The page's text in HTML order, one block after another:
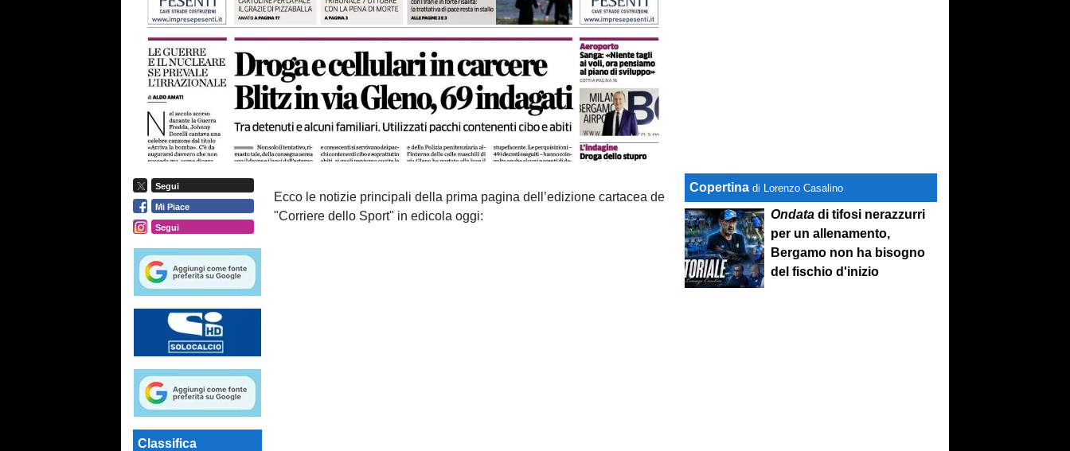
Segui
Mi Piace
Segui
Classifica
Ecco le notizie principali della prima pagina dell’edizione cartacea de
"Corriere dello Sport" in edicola oggi:
Copertina di Lorenzo Casalino
Ondata di tifosi nerazzurri
per un allenamento,
Bergamo non ha bisogno
del fischio d'inizio